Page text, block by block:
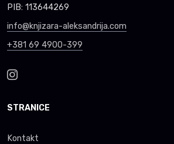
PIB: 113644269
info@knjizara-aleksandrija.com
+381 69 4900-399
STRANICE
Kontakt